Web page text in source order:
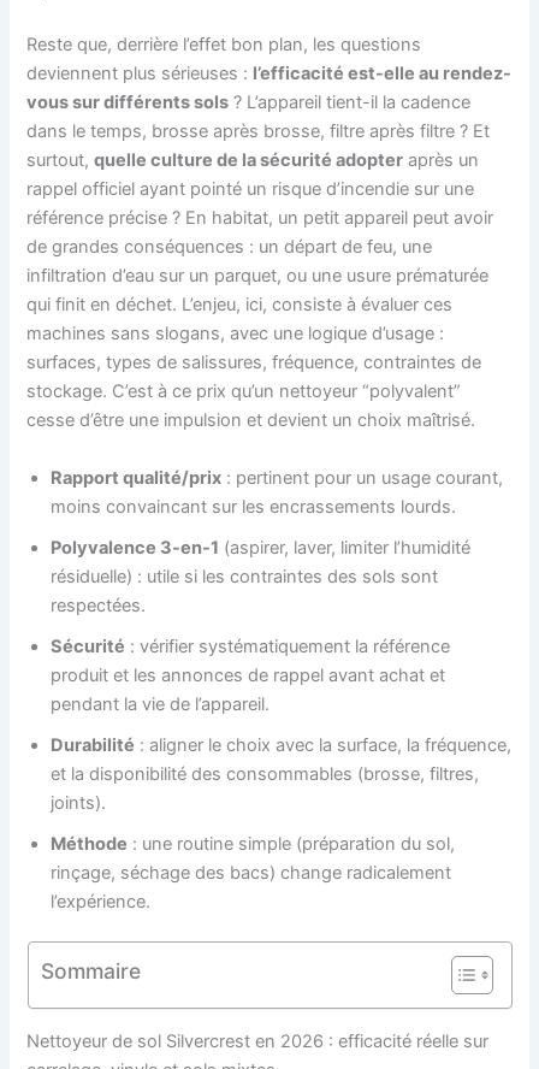
Reste que, derrière l’effet bon plan, les questions
deviennent plus sérieuses : l’efficacité est-elle au rendez-
vous sur différents sols ? L’appareil tient-il la cadence
dans le temps, brosse après brosse, filtre après filtre ? Et
surtout,quelle culture de la sécurité adopter après un
rappel officiel ayant pointé un risque d’incendie sur une
référence précise ? En habitat, un petit appareil peut avoir
de grandes conséquences : un départ de feu, une
infiltration d’eau sur un parquet, ou une usure prématurée
qui finit en déchet. L’enjeu, ici, consiste à évaluer ces
machines sans slogans, avec une logique d’usage :
surfaces, types de salissures, fréquence, contraintes de
stockage. C’est à ce prix qu’un nettoyeur “polyvalent”
cesse d’être une impulsion et devient un choix maîtrisé.
Rapport qualité/prix : pertinent pour un usage courant,
moins convaincant sur les encrassements lourds.
Polyvalence 3-en-1 (aspirer, laver, limiter l’humidité
résiduelle) : utile si les contraintes des sols sont
respectées.
Sécurité : vérifier systématiquement la référence
produit et les annonces de rappel avant achat et
pendant la vie de l’appareil.
Durabilité : aligner le choix avec la surface, la fréquence,
et la disponibilité des consommables (brosse, filtres,
joints).
Méthode : une routine simple (préparation du sol,
rinçage, séchage des bacs) change radicalement
l’expérience.
Sommaire
Nettoyeur de sol Silvercrest en 2026 : efficacité réelle sur